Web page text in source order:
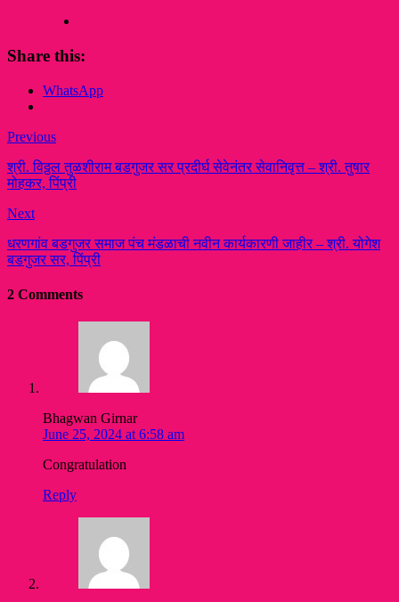
Share this:
WhatsApp
Previous
श्री. विठ्ठल तुळशीराम बडगुजर सर प्रदीर्घ सेवेनंतर सेवानिवृत्त – श्री. तुषार
मोहकर, पिंप्री
Next
धरणगांव बडगुजर समाज पंच मंडळाची नवीन कार्यकारणी जाहीर – श्री. योगेश
बडगुजर सर, पिंप्री
2 Comments
Bhagwan Girnar
June 25, 2024 at 6:58 am
Congratulation
Reply